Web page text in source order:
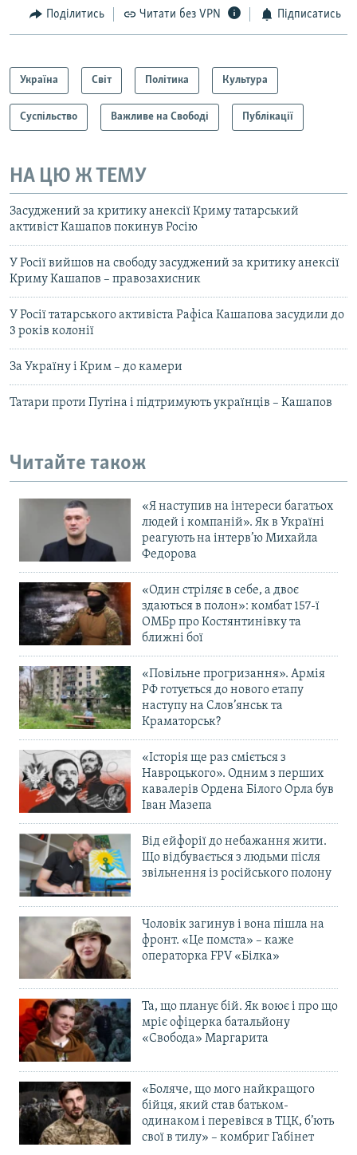
Поділитись Читати без VPN Підписатись
Україна Світ Політика Культура
Суспільство Важливе на Свободі Публікації
НА ЦЮ Ж ТЕМУ
Засуджений за критику анексії Криму татарський
активіст Кашапов покинув Росію
У Росії вийшов на свободу засуджений за критику анексії
Криму Кашапов – правозахисник
У Росії татарського активіста Рафіса Кашапова засудили до
3 років колонії
За Україну і Крим – до камери
Татари проти Путіна і підтримують українців – Кашапов
Читайте також
«Я наступив на інтереси багатьох
людей і компаній». Як в Україні
реагують на інтерв’ю Михайла
Федорова
«Один стріляє в себе, а двоє
здаються в полон»: комбат 157-ї
ОМБр про Костянтинівку та
ближні бої
«Повільне прогризання». Армія
РФ готується до нового етапу
наступу на Слов’янськ та
Краматорськ?
«Історія ще раз сміється з
Навроцького». Одним з перших
кавалерів Ордена Білого Орла був
Іван Мазепа
Від ейфорії до небажання жити.
Що відбувається з людьми після
звільнення із російського полону
Чоловік загинув і вона пішла на
фронт. «Це помста» – каже
операторка FPV «Білка»
Та, що планує бій. Як воює і про що
мріє офіцерка батальйону
«Свобода» Маргарита
«Боляче, що мого найкращого
бійця, який став батьком-
одинаком і перевівся в ТЦК, б’ють
свої в тилу» – комбриг Габінет